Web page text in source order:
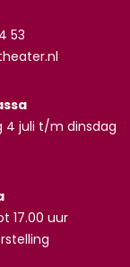
53
4 juli t/m dinsdag
17.00 uur